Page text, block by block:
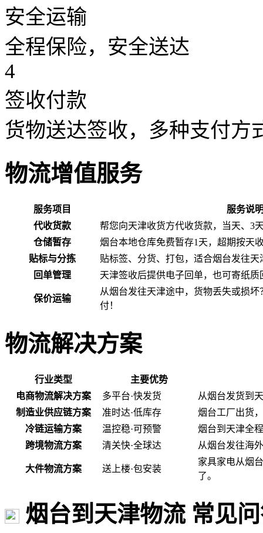
安全运输
全程保险，安全送达
4
签收付款
货物送达签收，多种支付方
物流增值服务
服务项目
服务说
代收货款
帮您向天津收货方代收货款，当天、3
仓储暂存
烟台本地仓库免费暂存1天，超期按天
贴标与分拣
贴标签、分货、打包，适合烟台发往
回单管理
天津签收后提供电子回单，也可寄纸质
保价运输
从烟台发往天津途中，货物丢失或损
付！
物流解决方案
行业类型
主要优势
电商物流解决方案
多平台·快发货
从烟台发货到
制造业供应链方案
准时达·低库存
烟台工厂出货
冷链运输方案
温控稳·可预警
烟台到天津全
跨境物流方案
清关快·全球达 从烟台发往海
大件物流方案 送上楼·包安装
家具家电从烟
了。
烟台到天津物流 常见